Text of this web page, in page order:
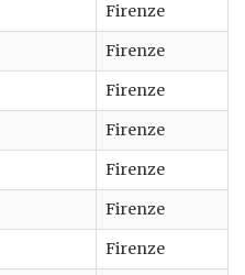
Firenze
Firenze
Firenze
Firenze
Firenze
Firenze
Firenze